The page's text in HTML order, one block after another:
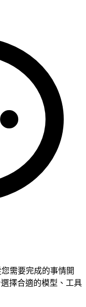
需要完成的事情開
擇合適的模型、工具